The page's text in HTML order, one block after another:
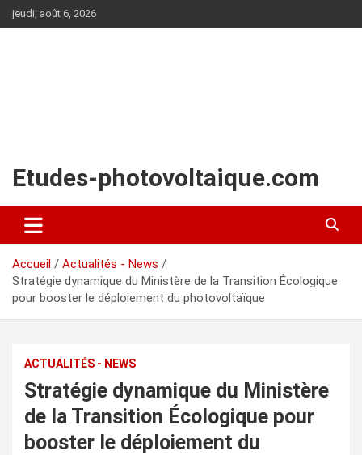
Aller
au
jeudi, août 6, 2026
Etudes-photovoltaique.com
Accueil
Actualités - News
Stratégie dynamique du Ministère de la Transition Écologique
pour booster le déploiement du photovoltaïque
ACTUALITÉS - NEWS
Stratégie dynamique du Ministère
de la Transition Écologique pour
booster le déploiement du